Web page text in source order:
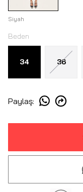
Siyah
Beden
34 36
Paylaş: